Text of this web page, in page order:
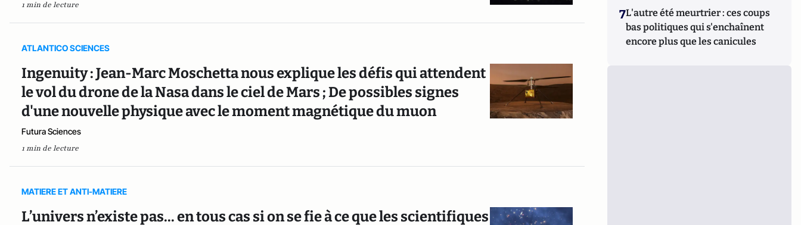
1 min de lecture
ATLANTICO SCIENCES
Ingenuity : Jean-Marc Moschetta nous explique les défis qui attendent
le vol du drone de la Nasa dans le ciel de Mars ; De possibles signes
d'une nouvelle physique avec le moment magnétique du muon
Futura Sciences
1 min de lecture
MATIERE ET ANTI-MATIERE
L’univers n’existe pas... en tous cas si on se fie à ce que les scientifiques
7L'autre été meurtrier : ces coups
bas politiques qui s'enchaînent
encore plus que les canicules